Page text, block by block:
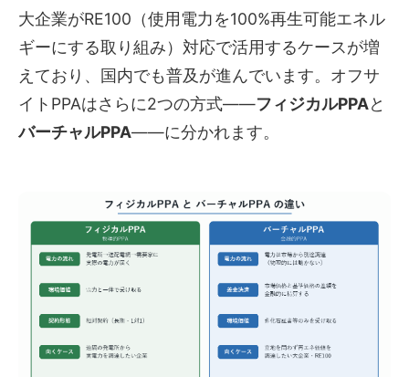
大企業がRE100（使用電力を100%再生可能エネル
ギーにする取り組み）対応で活用するケースが増
えており、国内でも普及が進んでいます。オフサ
イトPPAはさらに2つの方式——フィジカルPPAと
バーチャルPPA——に分かれます。